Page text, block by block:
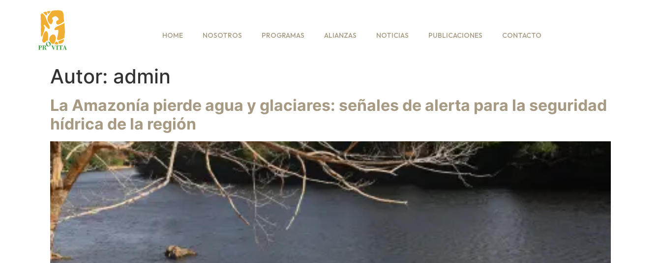
HOME NOSOTROS PROGRAMAS ALIANZAS NOTICIAS PUBLICACIONES CONTACTO
Autor: admin
La Amazonía pierde agua y glaciares: señales de alerta para la seguridad
hídrica de la región